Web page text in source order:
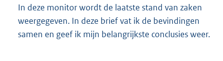
In deze monitor wordt de laatste stand van zaken
weergegeven. In deze brief vat ik de bevindingen
samen en geef ik mijn belangrijkste conclusies weer.